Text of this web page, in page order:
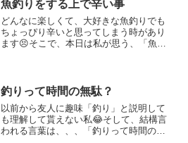
魚釣りをする上で辛い事
どんなに楽しくて、大好きな魚釣りでも
ちょっぴり辛いと思ってしまう時があり
ます😣そこで、本日は私が思う、「魚釣
いられるので、まだ真っ暗...
釣りって時間の無駄？
以前から友人に趣味「釣り」と説明して
も理解して貰えない私😂そして、結構言
われる言葉は、、、「釣りって時間の無